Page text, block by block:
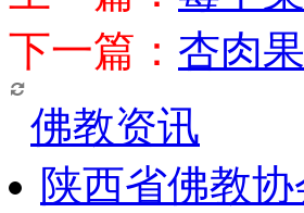
下一篇： 杏肉
佛教资讯
陕西省佛教